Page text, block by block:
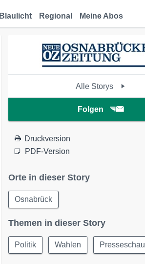
Blaulicht Regional Meine Abos
Alle Storys
Folgen
Druckversion
PDF-Version
Orte in dieser Story
Osnabrück
Themen in dieser Story
Politik Wahlen Presseschau